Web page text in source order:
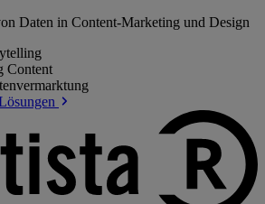
Daten in Content-Marketing und Design
Content